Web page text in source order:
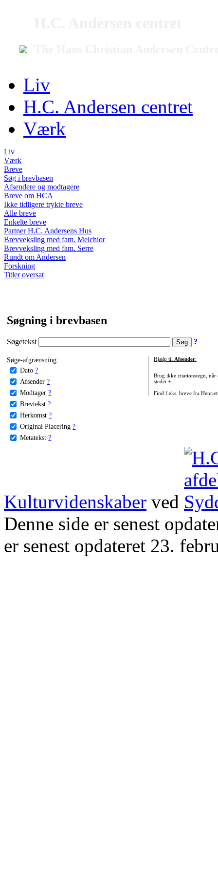
Liv
H.C. Andersen centret
Værk
Liv
Værk
Breve
Søg i brevbasen
Afsendere og modtagere
Breve om HCA
Ikke tidligere trykte breve
Alle breve
Enkelte breve
Partner H.C. Andersens Hus
Brevveksling med fam. Melchior
Brevveksling med fam. Serre
Rundt om Andersen
Forskning
Titler oversat
Søgning i brevbasen
Søgetekst ?
Søge-afgrænsning:
Dato ?
Afsender ?
Modtager ?
Brevtekst ?
Herkomst ?
Original Placering ?
Metatekst ?
Hjælp til Afsender:
Brug ikke citationstegn, når
stedet +:
Find f.eks. breve fra
Kulturvidenskaber ved
Denne side er senest
er senest opdateret 23.